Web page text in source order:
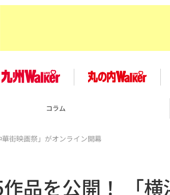
企画
街映画祭」がオンライン開幕
品を公開！ 「横